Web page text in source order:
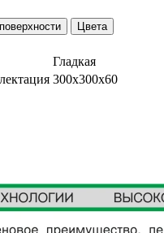
Цвета
Гладкая
300х300х60